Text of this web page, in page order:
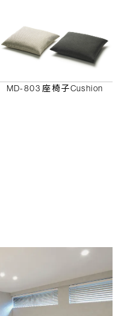
MD-803 座椅子Cushion